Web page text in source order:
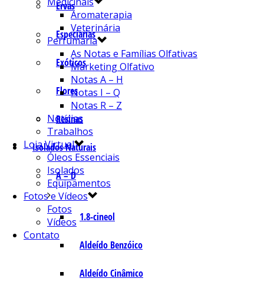
Ervas
Especiarias
Exóticos
Flores
Resinas
Isolados Naturais
A – D
1.8-cineol
Aldeído Benzóico
Aldeído Cinâmico
Aromaterapia
Veterinária
Perfumaria
As Notas e Famílias Olfativas
Marketing Olfativo
Notas A – H
Notas I – Q
Notas R – Z
Notícias
Trabalhos
Loja Virtual
Óleos Essenciais
Isolados
Equipamentos
Fotos e Vídeos
Fotos
Vídeos
Contato